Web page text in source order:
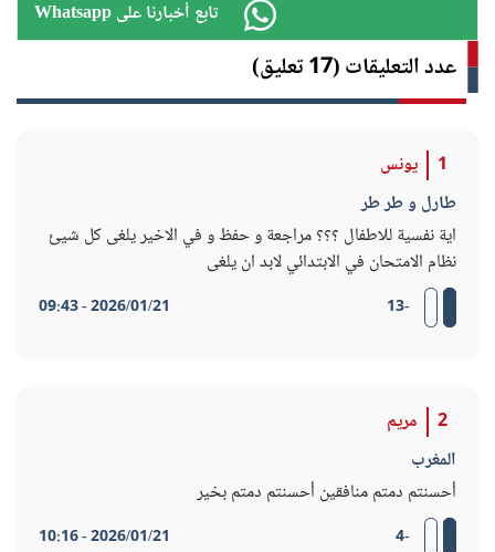
Whatsapp تابع أخبارنا على
عدد التعليقات (17 تعليق)
1
يونس
طارل و طر طر
اية نفسية للاطفال ؟؟؟ مراجعة و حفظ و في الاخير يلغى كل شيئ
نظام الامتحان في الابتدائي لابد ان يلغى
-13
2026/01/21 - 09:43
2
مريم
المغرب
أحسنتم دمتم منافقين أحسنتم دمتم بخير
-4
2026/01/21 - 10:16